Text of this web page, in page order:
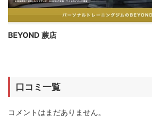
BEYOND 蕨店
口コミ一覧
コメントはまだありません。